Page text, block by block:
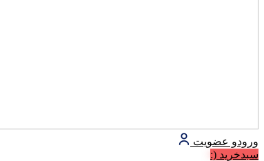
ورودو عضویت
سبد‌خرید (: